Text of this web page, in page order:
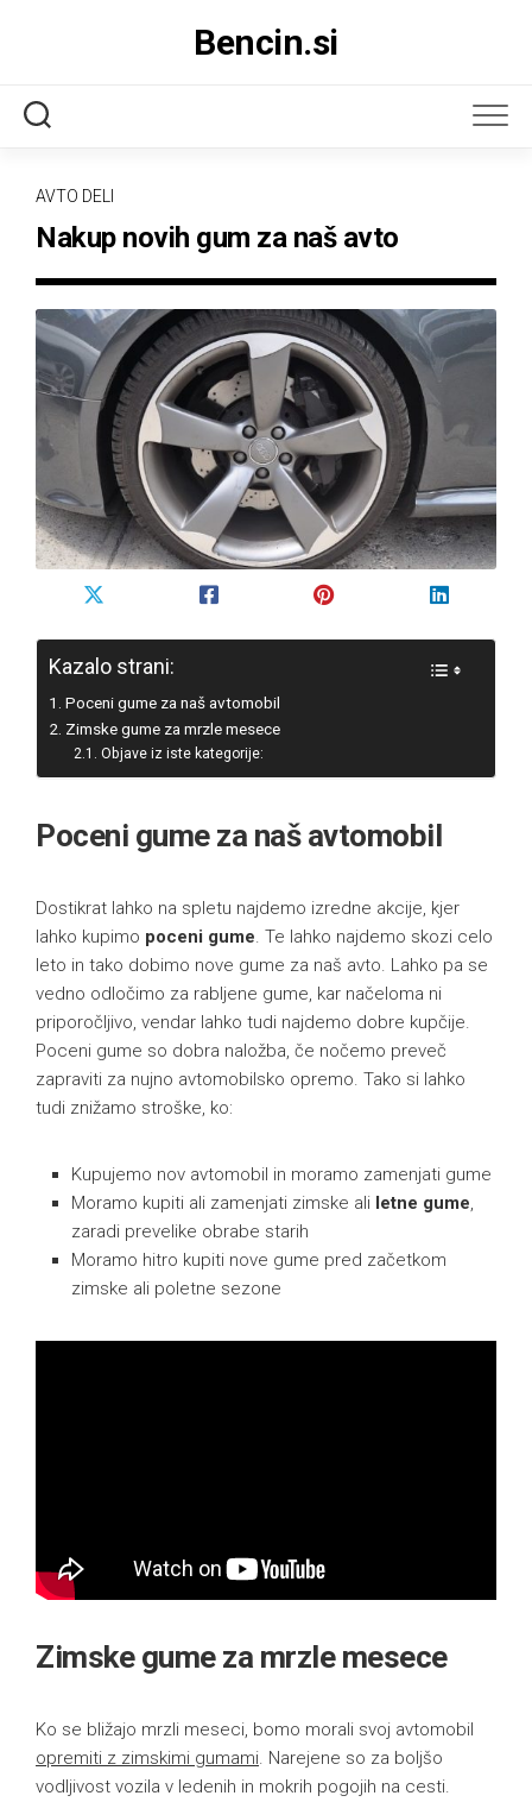
Bencin.si
AVTO DELI
Nakup novih gum za naš avto
Kazalo strani:
Poceni gume za naš avtomobil
Zimske gume za mrzle mesece
Objave iz iste kategorije:
Poceni gume za naš avtomobil
Dostikrat lahko na spletu najdemo izredne akcije, kjer
lahko kupimo poceni gume. Te lahko najdemo skozi celo
leto in tako dobimo nove gume za naš avto. Lahko pa se
vedno odločimo za rabljene gume, kar načeloma ni
priporočljivo, vendar lahko tudi najdemo dobre kupčije.
Poceni gume so dobra naložba, če nočemo preveč
zapraviti za nujno avtomobilsko opremo. Tako si lahko
tudi znižamo stroške, ko:
Kupujemo nov avtomobil in moramo zamenjati gume
Moramo kupiti ali zamenjati zimske ali letne gume,
zaradi prevelike obrabe starih
Moramo hitro kupiti nove gume pred začetkom
zimske ali poletne sezone
Zimske gume za mrzle mesece
Ko se bližajo mrzli meseci, bomo morali svoj avtomobil
opremiti z zimskimi gumami. Narejene so za boljšo
vodljivost vozila v ledenih in mokrih pogojih na cesti.